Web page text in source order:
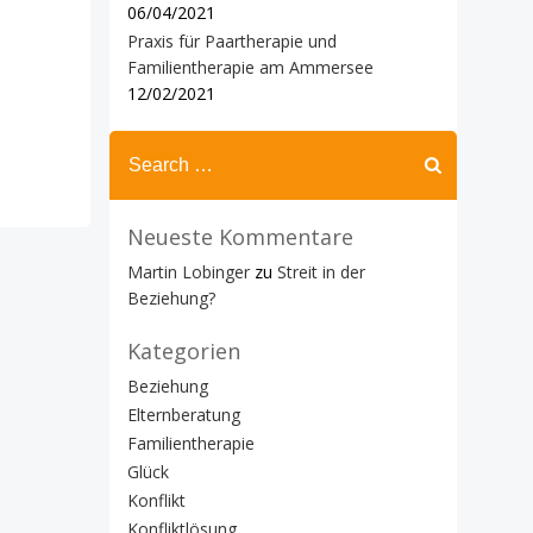
06/04/2021
Praxis für Paartherapie und
Familientherapie am Ammersee
12/02/2021
Search
for:
Neueste Kommentare
Martin Lobinger zu Streit in der
Beziehung?
Kategorien
Beziehung
Elternberatung
Familientherapie
Glück
Konflikt